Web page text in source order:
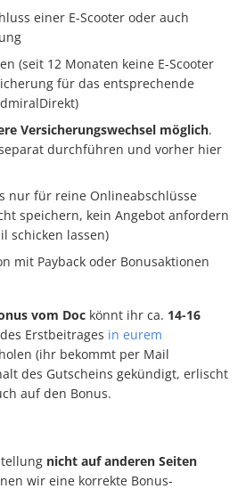
einer E-Scooter oder auch
(seit 12 Monaten keine E-Scooter
für das entsprechende
Versicherungswechsel möglich.
durchführen und vorher hier
nur für reine Onlineabschlüsse
speichern, kein Angebot anfordern
schicken lassen)
mit Payback oder Bonusaktionen
vom Doc könnt ihr ca. 14-16
Erstbeitrages in eurem
(ihr bekommt per Mail
des Gutscheins gekündigt, erlischt
auf den Bonus.
nicht auf anderen Seiten
wir eine korrekte Bonus-